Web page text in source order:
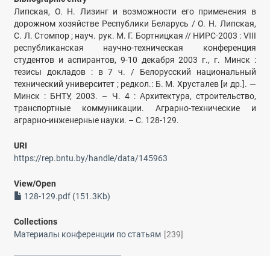
Липская, О. Н. Лизинг и возможности его применения в
дорожном хозяйстве Республики Беларусь / О. Н. Липская,
С. Л. Стомпор ; науч. рук. М. Г. Бортницкая // НИРС-2003 : VIII
республиканская научно-техническая конференция
студентов и аспирантов, 9-10 декабря 2003 г., г. Минск :
тезисы докладов : в 7 ч. / Белорусский национальный
технический университет ; редкол.: Б. М. Хрусталев [и др.]. —
Минск : БНТУ, 2003. – Ч. 4 : Архитектура, строительство,
транспортные коммуникации. Аграрно-технические и
аграрно-инженерные науки. – С. 128-129.
URI
https://rep.bntu.by/handle/data/145963
View/Open
128-129.pdf (151.3Kb)
Collections
Материалы конференции по статьям [239]